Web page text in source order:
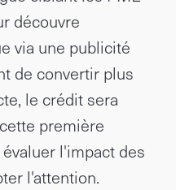
découvre
via une publicité
de convertir plus
le crédit sera
première
l'impact des
l'attention.